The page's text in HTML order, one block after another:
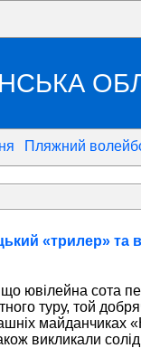
Пляжний
«трилер» та
ювілейна сота
туру, той
майданчиках
викликали